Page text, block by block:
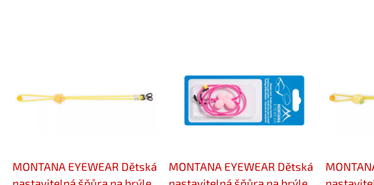
MONTANA EYEWEAR Dětská
MONTANA EYEWEAR Dětská